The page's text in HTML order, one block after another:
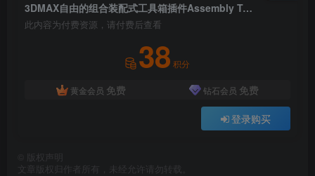
3DMAX自由的组合装配式工具箱插件Assembly Tool V1.190 For 3ds Max 2020-2022 汉化版
此内容为付费资源，请付费后查看
38 积分
黄金会员 免费 钻石会员 免费
登录购买
版权声明
文章版权归作者所有，未经允许请勿转载。